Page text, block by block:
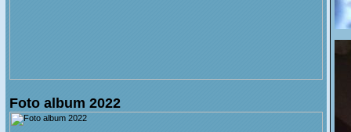
Foto album 2022